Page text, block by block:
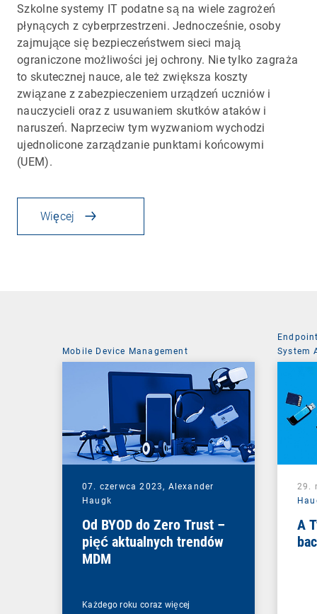
Szkolne systemy IT podatne są na wiele zagrożeń
płynących z cyberprzestrzeni. Jednocześnie, osoby
zajmujące się bezpieczeństwem sieci mają
ograniczone możliwości jej ochrony. Nie tylko zagraża
to skutecznej nauce, ale też zwiększa koszty
związane z zabezpieczeniem urządzeń uczniów i
nauczycieli oraz z usuwaniem skutków ataków i
naruszeń. Naprzeciw tym wyzwaniom wychodzi
ujednolicone zarządzanie punktami końcowymi
(UEM).
Więcej
Mobile Device Management
07. czerwca 2023, Alexander
Haugk
Od BYOD do Zero Trust –
pięć aktualnych trendów
MDM
Każdego roku coraz więcej
System
29.
A